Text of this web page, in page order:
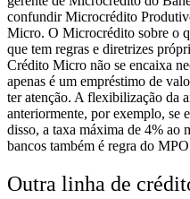
confundir Microcrédito
Micro. O Microcrédito sobre o
que tem regras e diretrizes
Crédito Micro não se encaixa
apenas é um empréstimo de
ter atenção. A flexibilização da
anteriormente, por exemplo, se
disso, a taxa máxima de 4% ao
bancos também é regra do
Outra linha de